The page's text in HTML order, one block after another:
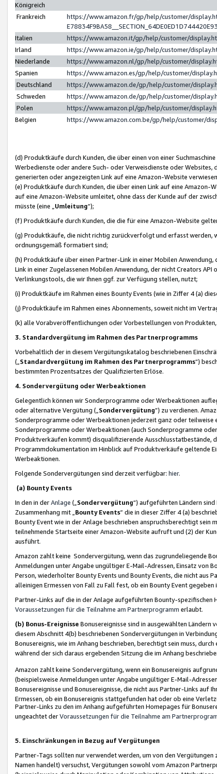
Königreich
Frankreich
https://www.amazon.fr/gp/help/customer/
Italien
https://www.amazon.it/gp/help/customer/
Irland
https://www.amazon.ie/gp/help/customer/
Niederlande
https://www.amazon.nl/gp/help/customer/
Spanien
https://www.amazon.es/gp/help/customer/
Deutschland
https://www.amazon.de/gp/help/customer/
Schweden
https://www.amazon.de/gp/help/customer/
Polen
https://www.amazon.pl/gp/help/customer/
Belgien
https://www.amazon.com.be/gp/help/customer/
(d) Produktkäufe durch Kunden, die über einen von einer
Werbedienste oder andere Such- oder Verweisdienste oder Websites,
generierten oder angezeigten Link auf eine Amazon-Website
(e) Produktkäufe durch Kunden, die über einen Link auf eine
auf eine Amazon-Website umleitet, ohne dass der Kunde auf der
müsste (eine „ Umleitung“);
(f) Produktkäufe durch Kunden, die die für eine Amazon-Website
(g) Produktkäufe, die nicht richtig zurückverfolgt und erfasst werden,
ordnungsgemäß formatiert sind;
(h) Produktkäufe über einen Partner-Link in einer Mobilen
Link in einer Zugelassenen Mobilen Anwendung, der nicht Creators
Verlinkungstools, die wir Ihnen ggf. zur Verfügung stellen, nutzt;
(i) Produktkäufe im Rahmen eines Bounty Events (wie in Ziffer 4 (a)
(j) Produktkäufe im Rahmen eines Abonnements, soweit nicht im
(k) alle Vorabveröffentlichungen oder Vorbestellungen von
3. Standardvergütung im Rahmen des Partnerprogramms
Vorbehaltlich der in diesem Vergütungskatalog beschriebenen
(„ Standardvergütung im Rahmen des Partnerprogramms“)
bestimmten Prozentsatzes der Qualifizierten Erlöse.
4. Sondervergütung oder Werbeaktionen
Gelegentlich können wir Sonderprogramme oder Werbeaktionen
oder alternative Vergütung („ Sondervergütung”) zu verdienen.
Sonderprogramme oder Werbeaktionen jederzeit ganz oder
Sonderprogramme oder Werbeaktionen (auch Sonderprogramme
Produktverkäufen kommt) disqualifizierende Ausschlusstatbestände,
Programmdokumentation im Hinblick auf Produktverkäufe geltende
Werbeaktionen.
Folgende Sondervergütungen sind derzeit verfügbar: hier.
(a) Bounty Events
In den in derAnlage („ Sondervergütung“) aufgeführten Ländern
Zusammenhang mit „ Bounty Events“ die in dieser Ziffer 4 (a)
Bounty Event wie in der Anlage beschrieben anspruchsberechtigt sein
teilnehmende Startseite einer Amazon-Website aufruft und (2) der
ausführt.
Amazon zahlt keine Sondervergütung, wenn das zugrundeliegende
Anmeldungen unter Angabe ungültiger E-Mail-Adressen, Einsatz von
Person, wiederholter Bounty Events und Bounty Events, die nicht
alleinigen Ermessen von Fall zu Fall fest, ob ein Bounty Event
Partner-Links auf die in der Anlage aufgeführten Bounty-spezifischen
Voraussetzungen für die Teilnahme am Partnerprogramm erlaubt.
(b) Bonus-Ereignisse Bonusereignisse sind in ausgewählten Ländern
diesem Abschnitt 4(b) beschriebenen Sondervergütungen in
Bonusereignis, wie im Anhang beschrieben, berechtigt sein muss,
während der sich daraus ergebenden Sitzung die im Anhang
Amazon zahlt keine Sondervergütung, wenn ein Bonusereignis
(beispielsweise Anmeldungen unter Angabe ungültiger E-Mail-
Bonusereignisse und Bonusereignisse, die nicht aus Partner-Links auf
Ermessen, ob ein Bonusereignis stattgefunden hat oder ob eine
Partner-Links zu den im Anhang aufgeführten Homepages für
ungeachtet derVoraussetzungen für die Teilnahme am
5. Einschränkungen in Bezug auf Vergütungen
Partner-Tags sollten nur verwendet werden, um von den
Namen handelt) versuchst, Vergütungen sowohl vom Amazon